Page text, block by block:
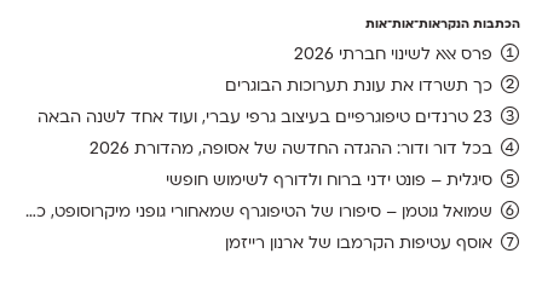
הכתבות הנקראות־אות־אות
פרס אאא לשינוי חברתי 2026
כך תשרדו את עונת תערוכות הבוגרים
23 טרנדים טיפוגרפיים בעיצוב גרפי עברי, ועוד אחד לשנה הבאה
בכל דור ודור: ההגדה החדשה של אסופה, מהדורת 2026
סיגלית – פונט ידני ברוח ולדורף לשימוש חופשי
שמואל גוטמן – סיפורו של הטיפוגרף שמאחורי גופני מיקרוסופט, כפי שנחשף בארכיון של נינתו
אוסף עטיפות הקרמבו של ארנון רייזמן